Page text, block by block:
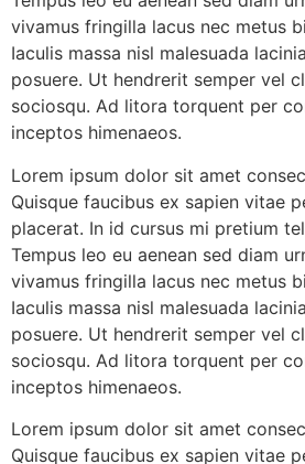
vivamus fringilla lacus nec metus
Iaculis massa nisl malesuada
posuere. Ut hendrerit semper vel
sociosqu. Ad litora torquent per
inceptos himenaeos.
Lorem ipsum dolor sit amet
Quisque faucibus ex sapien vitae
placerat. In id cursus mi pretium
Tempus leo eu aenean sed diam
vivamus fringilla lacus nec metus
Iaculis massa nisl malesuada
posuere. Ut hendrerit semper vel
sociosqu. Ad litora torquent per
inceptos himenaeos.
Lorem ipsum dolor sit amet
Quisque faucibus ex sapien vitae